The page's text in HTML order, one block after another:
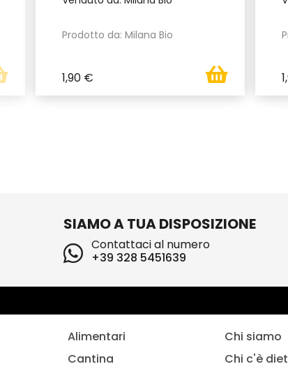
Prodotto da: Milana Bio
1,90 €
SIAMO A TUA DISPOSIZIONE
Contattaci al numero
+39 328 5451639
Alimentari
Cantina
Chi siamo
Chi c'è